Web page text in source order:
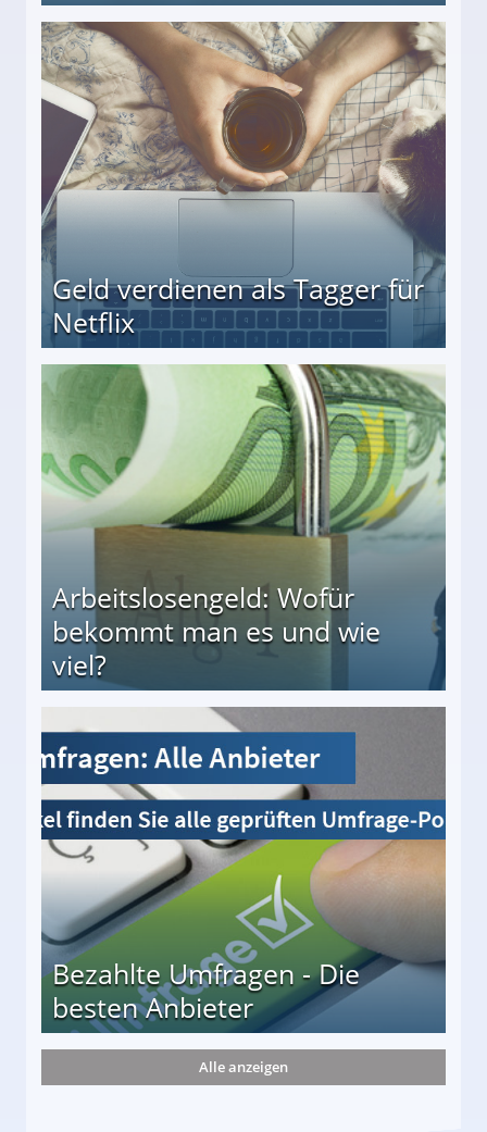
Geld verdienen als Tagger für
Netflix
Arbeitslosengeld: Wofür
bekommt man es und wie
viel?
und wie viel?
Bezahlte Umfragen - Die
besten Anbieter
Alle anzeigen